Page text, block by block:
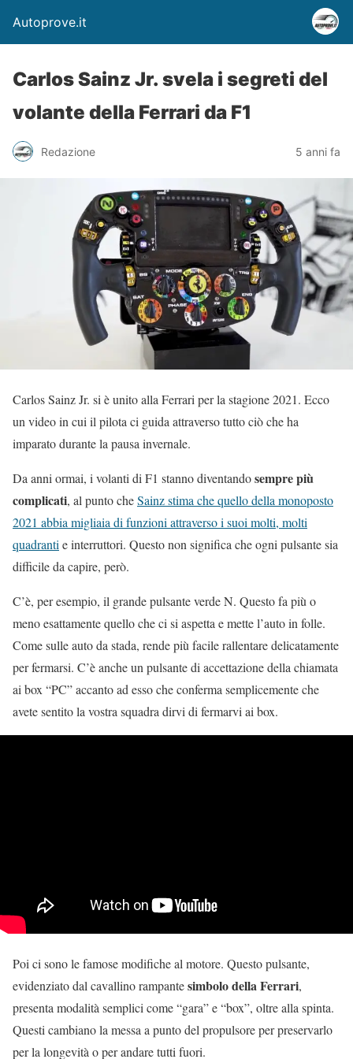
Autoprove.it
Carlos Sainz Jr. svela i segreti del
volante della Ferrari da F1
Redazione 5 anni fa
Carlos Sainz Jr. si è unito alla Ferrari per la stagione 2021. Ecco
un video in cui il pilota ci guida attraverso tutto ciò che ha
imparato durante la pausa invernale.
Da anni ormai, i volanti di F1 stanno diventandosempre più
complicati, al punto cheSainz stima che quello della monoposto
2021 abbia migliaia di funzioni attraverso i suoi molti, molti
quadranti e interruttori. Questo non significa che ogni pulsante sia
difficile da capire, però.
C’è, per esempio, il grande pulsante verde N. Questo fa più o
meno esattamente quello che ci si aspetta e mette l’auto in folle.
Come sulle auto da stada, rende più facile rallentare delicatamente
per fermarsi. C’è anche un pulsante di accettazione della chiamata
ai box “PC” accanto ad esso che conferma semplicemente che
avete sentito la vostra squadra dirvi di fermarvi ai box.
Poi ci sono le famose modifiche al motore. Questo pulsante,
evidenziato dal cavallino rampantesimbolo della Ferrari,
presenta modalità semplici come “gara” e “box”, oltre alla spinta.
Questi cambiano la messa a punto del propulsore per preservarlo
per la longevità o per andare tutti fuori.